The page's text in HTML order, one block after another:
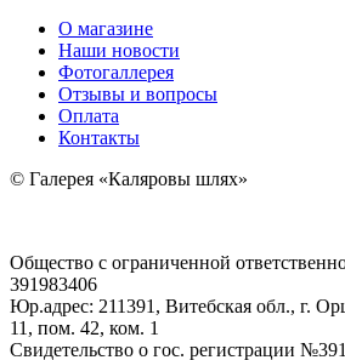
О магазине
Наши новости
Фотогаллерея
Отзывы и вопросы
Оплата
Контакты
© Галерея «Каляровы шлях»
Общество с ограниченной
391983406
Юр.адрес: 211391, Витебская обл., г.
11, пом. 42, ком. 1
Свидетельство о гос. регистрации